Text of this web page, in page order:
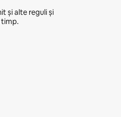
și alte reguli și
timp.